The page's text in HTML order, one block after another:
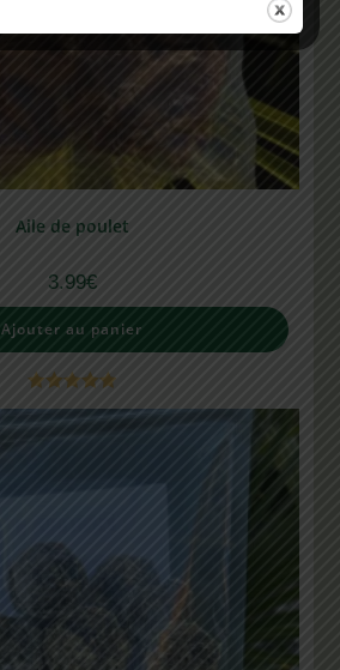
Aile de poulet
3.99€
Ajouter au panier